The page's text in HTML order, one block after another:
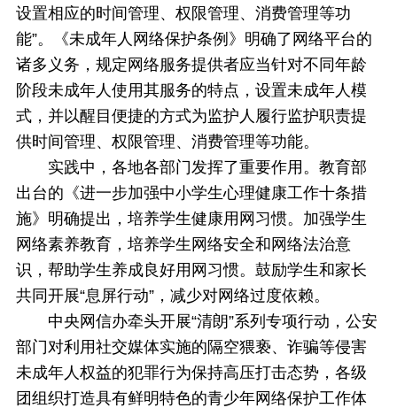
设置相应的时间管理、权限管理、消费管理等功
能”。《未成年人网络保护条例》明确了网络平台的
诸多义务，规定网络服务提供者应当针对不同年龄
阶段未成年人使用其服务的特点，设置未成年人模
式，并以醒目便捷的方式为监护人履行监护职责提
供时间管理、权限管理、消费管理等功能。
实践中，各地各部门发挥了重要作用。教育部
出台的《进一步加强中小学生心理健康工作十条措
施》明确提出，培养学生健康用网习惯。加强学生
网络素养教育，培养学生网络安全和网络法治意
识，帮助学生养成良好用网习惯。鼓励学生和家长
共同开展“息屏行动”，减少对网络过度依赖。
中央网信办牵头开展“清朗”系列专项行动，公安
部门对利用社交媒体实施的隔空猥亵、诈骗等侵害
未成年人权益的犯罪行为保持高压打击态势，各级
团组织打造具有鲜明特色的青少年网络保护工作体